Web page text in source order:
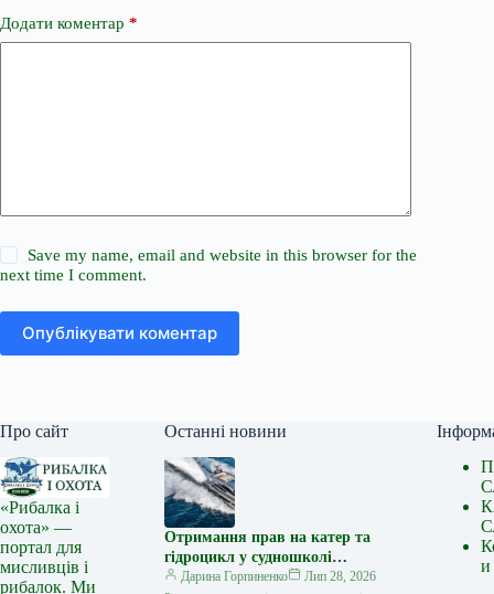
Додати коментар *
Save my name, email and website in this browser for the
next time I comment.
Опублікувати коментар
Про сайт
«Рибалка і
охота» —
портал для
мисливців і
рибалок. Ми
Останні новини
Отримання прав на катер та
гідроцикл у судношколі
«Либідь-А»: від теорії до
Дарина Горпиненко
Лип 28, 2026
и